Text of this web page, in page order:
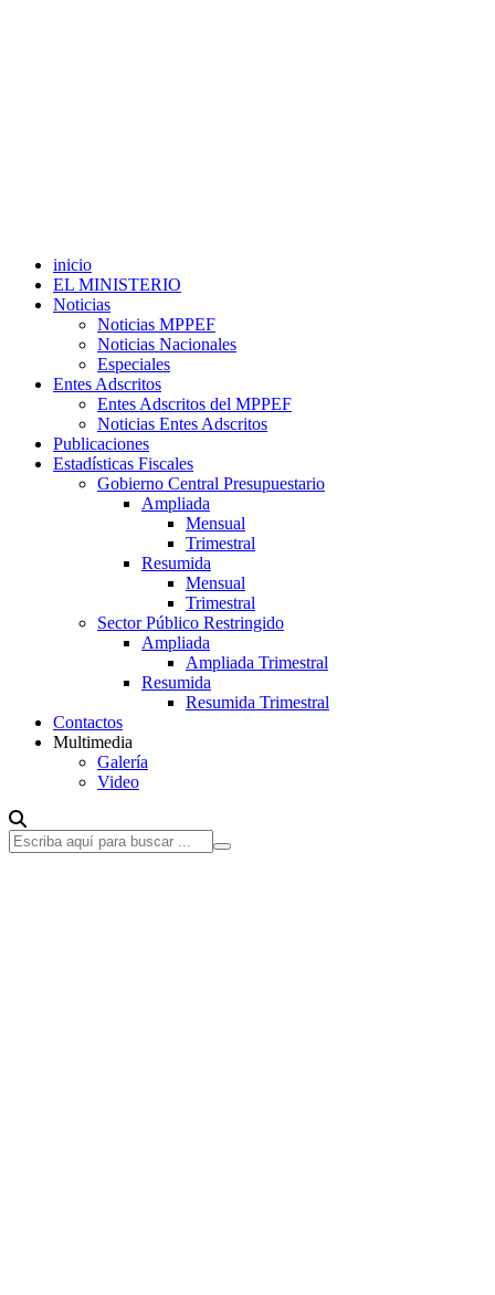
inicio
EL MINISTERIO
Noticias
Noticias MPPEF
Noticias Nacionales
Especiales
Entes Adscritos
Entes Adscritos del MPPEF
Noticias Entes Adscritos
Publicaciones
Estadísticas Fiscales
Gobierno Central Presupuestario
Ampliada
Mensual
Trimestral
Resumida
Mensual
Trimestral
Sector Público Restringido
Ampliada
Ampliada Trimestral
Resumida
Resumida Trimestral
Contactos
Multimedia
Galería
Video